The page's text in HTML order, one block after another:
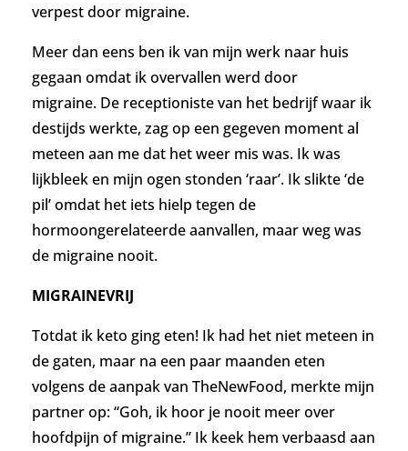
verpest door migraine.
Meer dan eens ben ik van mijn werk naar huis
gegaan omdat ik overvallen werd door
migraine. De receptioniste van het bedrijf waar ik
destijds werkte, zag op een gegeven moment al
meteen aan me dat het weer mis was. Ik was
lijkbleek en mijn ogen stonden ‘raar’. Ik slikte ‘de
pil’ omdat het iets hielp tegen de
hormoongerelateerde aanvallen, maar weg was
de migraine nooit.
MIGRAINEVRIJ
Totdat ik keto ging eten! Ik had het niet meteen in
de gaten, maar na een paar maanden eten
volgens de aanpak van TheNewFood, merkte mijn
partner op: “Goh, ik hoor je nooit meer over
hoofdpijn of migraine.” Ik keek hem verbaasd aan